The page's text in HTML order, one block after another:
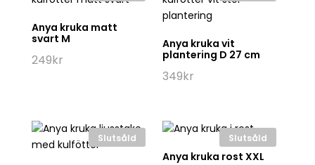
Anya kruka matt
svart M
249kr
Anya kruka vit
plantering D 27 cm
349kr
Slutsåld Slutsåld
Anya kruka rost XXL